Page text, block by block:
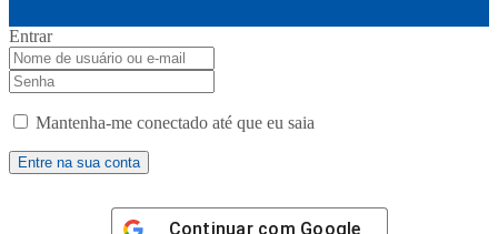
Entrar
Mantenha-me conectado até que eu saia
Continuar com Google